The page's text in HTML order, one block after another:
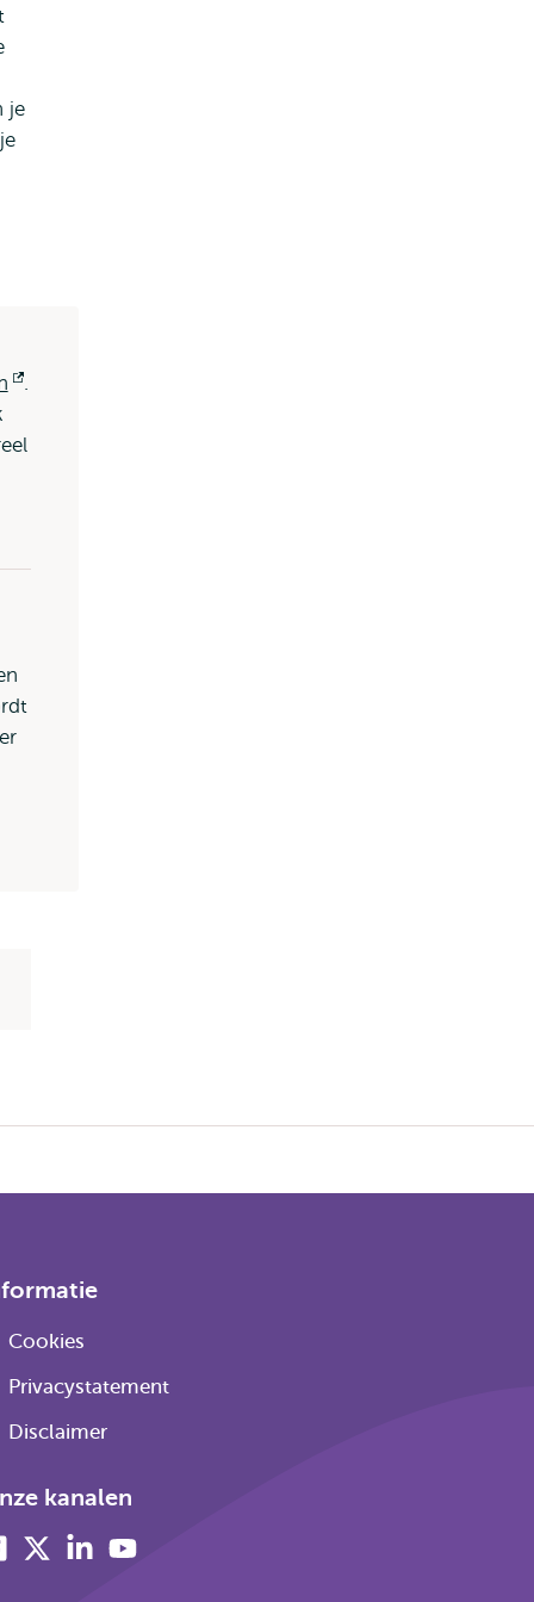
je
Opent
.
Cookies
Privacystatement
Disclaimer
kanalen
Facebook LinkedinYoutube